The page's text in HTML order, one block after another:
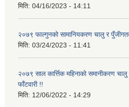
मिति: 04/16/2023 - 14:11
२०७९ फाल्गुनको सामानियकरण चालु र
मिति: 03/24/2023 - 11:41
२०७९ साल कार्त्तिक महिनाको समानीकरण
फाँटवारी !!
मिति: 12/06/2022 - 14:29